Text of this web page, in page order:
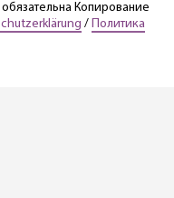
Копирование
/ Политика